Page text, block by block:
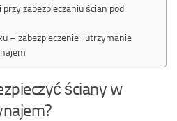
przy zabezpieczaniu ścian pod
– zabezpieczenie i utrzymanie
ściany w